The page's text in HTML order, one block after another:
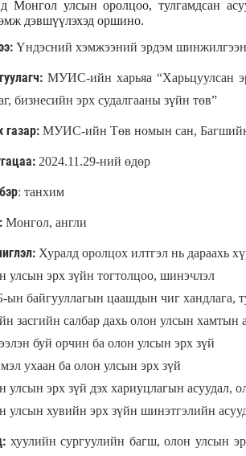
Монгол улсын оролцоо, тулгамдсан
дэвшүүлэхэд оршино.
Үндэсний хэмжээний эрдэм
МУИС-ийн харьяа “Харьцуулсан
бизнесийн эрх судалгааны зүйн төв”
газар: МУИС-ийн Төв номын сан,
2024.11.29-ний өдөр
: танхим
Монгол, англи
Хуралд оролцох илтгэл нь дараахь
улсын эрх зүйн тогтолцоо, шинэчлэл
байгууллагын цаашдын чиг хандлага,
засгийн салбар дахь олон улсын хамтын
буй орчин ба олон улсын эрх зүй
ухаан ба олон улсын эрх зүй
улсын эрх зүй дэх хариуцлагын асуудал,
улсын хувийн эрх зүйн шинэтгэлийн
хуулийн сургуулийн багш, олон улсын